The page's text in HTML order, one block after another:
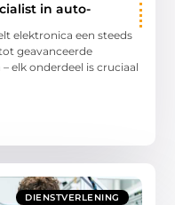
in auto-
elektronica een steeds
geavanceerde
elk onderdeel is cruciaal
DIENSTVERLENING